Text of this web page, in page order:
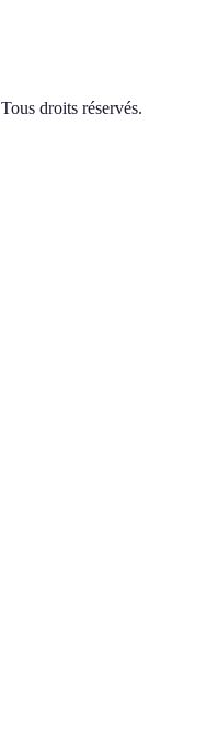
Tous droits réservés.